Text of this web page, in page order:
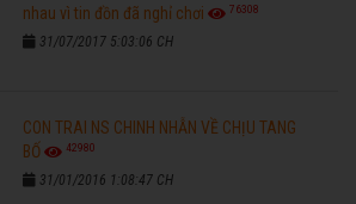
nhau vì tin đồn đã nghỉ chơi
76308
31/07/2017 5:03:06 CH
CON TRAI NS CHINH NHẪN VỀ CHỊU TANG
BỐ
42980
31/01/2016 1:08:47 CH